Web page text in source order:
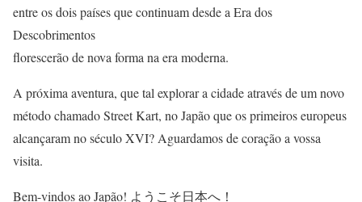
entre os dois países que continuam desde a Era dos
Descobrimentos
florescerão de nova forma na era moderna.
A próxima aventura, que tal explorar a cidade através de um novo
método chamado Street Kart, no Japão que os primeiros europeus
alcançaram no século XVI? Aguardamos de coração a vossa
visita.
Bem-vindos ao Japão! ようこそ日本へ！